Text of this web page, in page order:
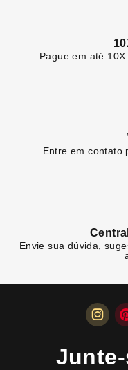
Pague em até
Entre em contato
Envie sua dúvida,